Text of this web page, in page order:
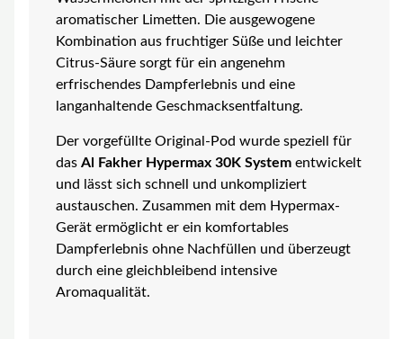
aromatischer Limetten. Die ausgewogene
Kombination aus fruchtiger Süße und leichter
Citrus-Säure sorgt für ein angenehm
erfrischendes Dampferlebnis und eine
langanhaltende Geschmacksentfaltung.
Der vorgefüllte Original-Pod wurde speziell für
das Al Fakher Hypermax 30K Systementwickelt
und lässt sich schnell und unkompliziert
austauschen. Zusammen mit dem Hypermax-
Gerät ermöglicht er ein komfortables
Dampferlebnis ohne Nachfüllen und überzeugt
durch eine gleichbleibend intensive
Aromaqualität.